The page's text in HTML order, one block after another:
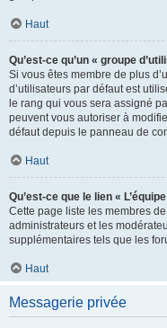
Haut
Qu’est-ce qu’un « groupe
Si vous êtes membre de plus
d’utilisateurs par défaut est
le rang qui vous sera assigné
peuvent vous autoriser à
défaut depuis le panneau de
Haut
Qu’est-ce que le lien «
Cette page liste les membres
administrateurs et les
supplémentaires tels que les
Haut
Messagerie privée